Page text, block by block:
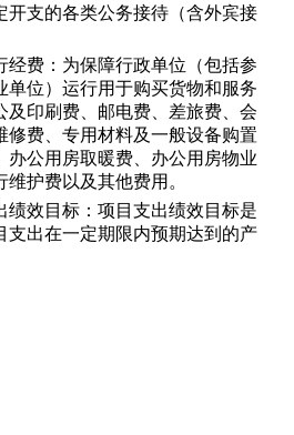
开支的各类公务接待（含外宾接
经费：为保障行政单位（包括参
单位）运行用于购买货物和服务
及印刷费、邮电费、差旅费、会
修费、专用材料及一般设备购置
办公用房取暖费、办公用房物业
护费以及其他费用。
绩效目标：项目支出绩效目标是
支出在一定期限内预期达到的产